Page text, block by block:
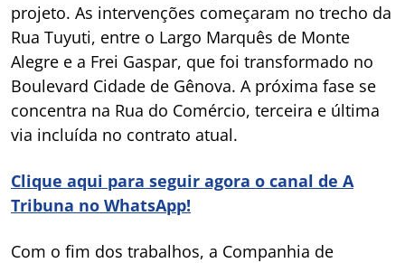
projeto. As intervenções começaram no trecho da
Rua Tuyuti, entre o Largo Marquês de Monte
Alegre e a Frei Gaspar, que foi transformado no
Boulevard Cidade de Gênova. A próxima fase se
concentra na Rua do Comércio, terceira e última
via incluída no contrato atual.
Clique aqui para seguir agora o canal de A
Tribuna no WhatsApp!
Com o fim dos trabalhos, a Companhia de